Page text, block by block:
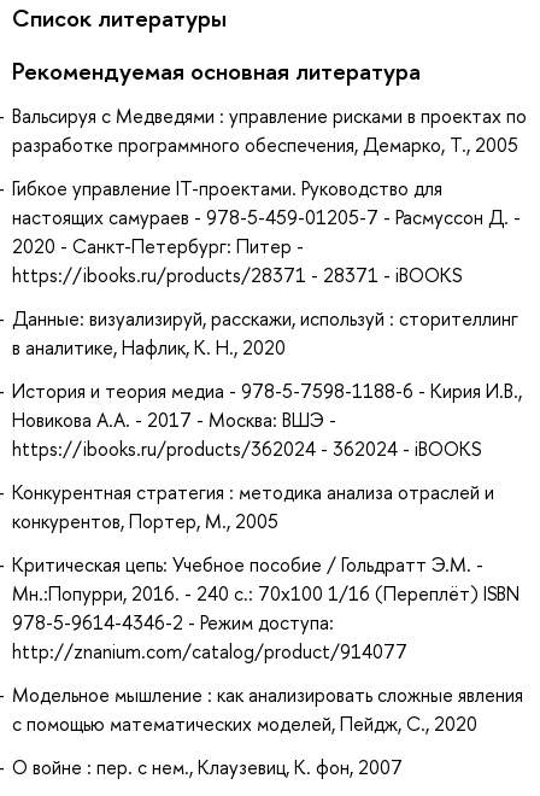
Список литературы
Рекомендуемая основная литература
Вальсируя с Медведями : управление рисками в проектах по
разработке программного обеспечения, Демарко, Т., 2005
Гибкое управление IT-проектами. Руководство для
настоящих самураев - 978-5-459-01205-7 - Расмуссон Д. -
2020 - Санкт-Петербург: Питер -
https://ibooks.ru/products/28371 - 28371 - iBOOKS
Данные: визуализируй, расскажи, используй : сторителлинг
в аналитике, Нафлик, К. Н., 2020
История и теория медиа - 978-5-7598-1188-6 - Кирия И.В.,
Новикова А.А. - 2017 - Москва: ВШЭ -
https://ibooks.ru/products/362024 - 362024 - iBOOKS
Конкурентная стратегия : методика анализа отраслей и
конкурентов, Портер, М., 2005
Критическая цепь: Учебное пособие / Гольдратт Э.М. -
Мн.:Попурри, 2016. - 240 с.: 70x100 1/16 (Переплёт) ISBN
978-5-9614-4346-2 - Режим доступа:
http://znanium.com/catalog/product/914077
Модельное мышление : как анализировать сложные явления
с помощью математических моделей, Пейдж, С., 2020
О войне : пер. с нем., Клаузевиц, К. фон, 2007